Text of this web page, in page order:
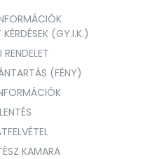
(GY.I.K.)
(FÉNY)
KAMARA